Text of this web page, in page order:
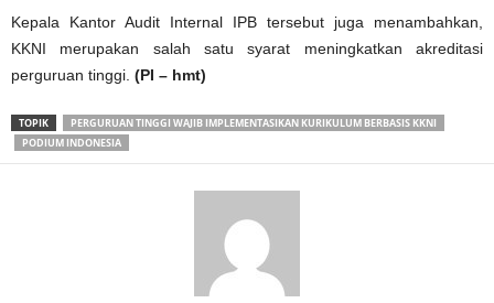
Kepala Kantor Audit Internal IPB tersebut juga menambahkan,
KKNI merupakan salah satu syarat meningkatkan akreditasi
perguruan tinggi. (PI – hmt)
TOPIK
PERGURUAN TINGGI WAJIB IMPLEMENTASIKAN KURIKULUM BERBASIS KKNI
PODIUM INDONESIA